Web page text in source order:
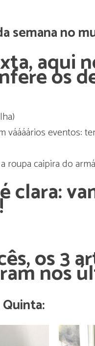
semana no
aqui
os
váááários eventos:
roupa caipira do
clara:
os 3
nos